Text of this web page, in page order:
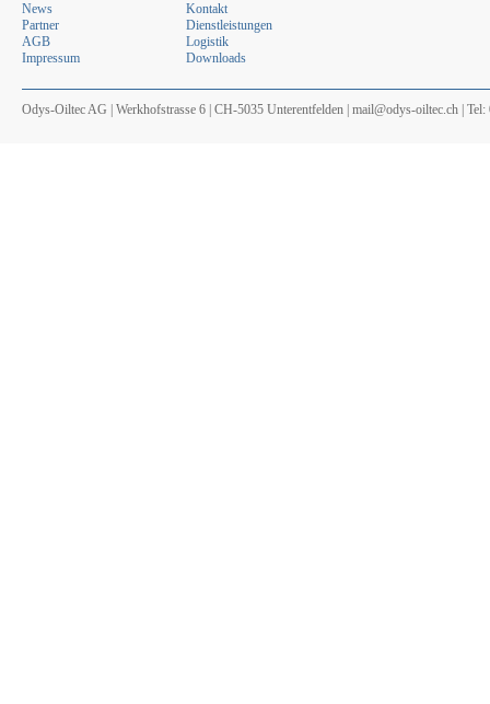
News
Partner
AGB
Impressum
Kontakt
Dienstleistungen
Logistik
Downloads
Odys-Oiltec AG | Werkhofstrasse 6 | CH-5035 Unterentfelden | mail@odys-oiltec.ch |